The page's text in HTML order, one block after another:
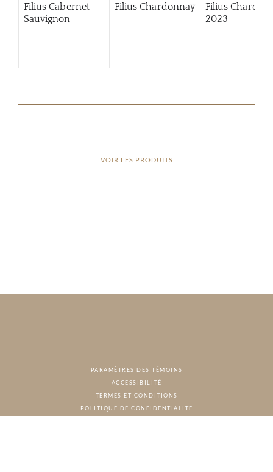
Filius Cabernet
Sauvignon
Filius Chardonnay
Filius
2023
VOIR LES PRODUITS
PARAMÈTRES DES TÉMOINS
ACCESSIBILITÉ
TERMES ET CONDITIONS
POLITIQUE DE CONFIDENTIALITÉ